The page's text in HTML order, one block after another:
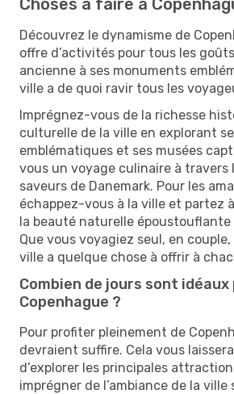
Choses à faire à
Découvrez le dynamisme de
offre d’activités pour tous les
ancienne à ses monuments
ville a de quoi ravir tous les
Imprégnez-vous de la richesse
culturelle de la ville en explorant
emblématiques et ses musées
vous un voyage culinaire à travers
saveurs de Danemark. Pour les
échappez-vous à la ville et partez
la beauté naturelle époustouflante
Que vous voyagiez seul, en
ville a quelque chose à offrir à
Combien de jours sont
Copenhague ?
Pour profiter pleinement de
devraient suffire. Cela vous
d’explorer les principales
imprégner de l’ambiance de la ville